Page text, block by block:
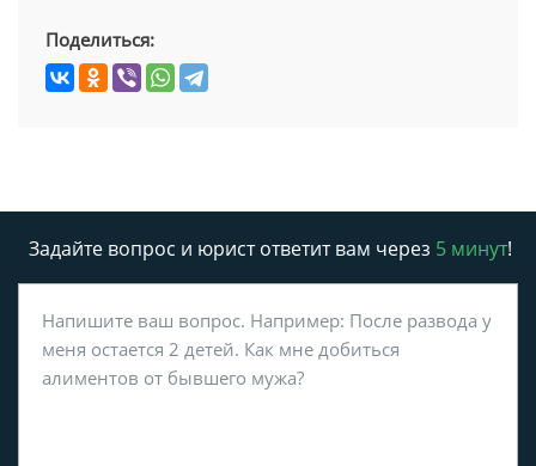
Поделиться:
Задайте вопрос и юрист ответит вам через 5 минут!